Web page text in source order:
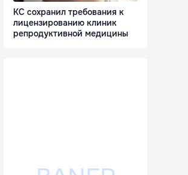
КС сохранил требования к
лицензированию клиник
репродуктивной медицины